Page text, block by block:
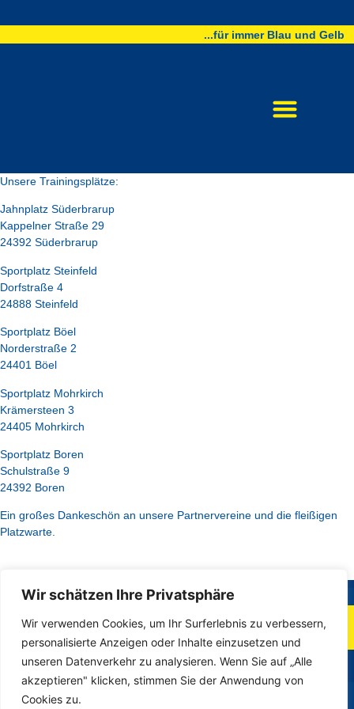
Wir schätzen Ihre Privatsphäre
Wir verwenden Cookies, um Ihr Surferlebnis zu verbessern,
personalisierte Anzeigen oder Inhalte einzusetzen und
unseren Datenverkehr zu analysieren. Wenn Sie auf „Alle
akzeptieren" klicken, stimmen Sie der Anwendung von
Cookies zu.
...für immer Blau und Gelb
Unsere Trainingsplätze:
Jahnplatz Süderbrarup
Kappelner Straße 29
24392 Süderbrarup
Sportplatz Steinfeld
Dorfstraße 4
24888 Steinfeld
Sportplatz Böel
Norderstraße 2
24401 Böel
Sportplatz Mohrkirch
Krämersteen 3
24405 Mohrkirch
Sportplatz Boren
Schulstraße 9
24392 Boren
Ein großes Dankeschön an unsere Partnervereine und die fleißigen
Platzwarte.
Impressum KontaktDatenschutz